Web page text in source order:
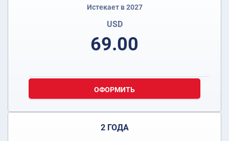
Истекает в 2027
USD
69.00
ОФОРМИТЬ
2 ГОДА